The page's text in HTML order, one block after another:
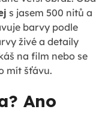
s jasem 500 nitů a
barvy podle
živé a detaily
na film nebo se
mít šťávu.
Ano